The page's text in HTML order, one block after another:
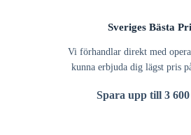
Sveriges Bästa
Vi förhandlar direkt med
kunna erbjuda dig lägst pris
Spara upp till 3